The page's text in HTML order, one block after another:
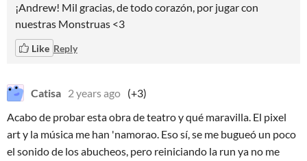
¡Andrew! Mil gracias, de todo corazón, por jugar con
nuestras Monstruas <3
Like Reply
Catisa 2 years ago (+3)
Acabo de probar esta obra de teatro y qué maravilla. El pixel
art y la música me han 'namorao. Eso sí, se me bugueó un poco
el sonido de los abucheos, pero reiniciando la run ya no me